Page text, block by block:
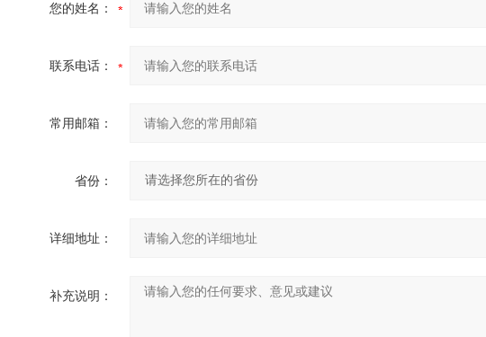
您的姓名：
联系电话：
常用邮箱：
省份：
详细地址：
补充说明：